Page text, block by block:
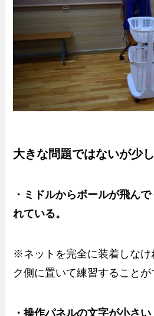
大きな問題ではないが少
・ミドルからボールが飛ん
れている。
※ネットを完全に装着しなけ
ク側に置いて練習することが
・操作パネルの文字が小さい